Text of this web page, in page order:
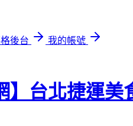
後台
我的帳號
】台北捷運美